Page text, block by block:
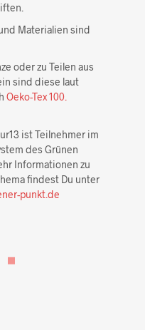
Materialien sind
oder zu Teilen aus
sind diese laut
Oeko-Tex 100.
ist Teilnehmer im
des Grünen
Informationen zu
findest Du unter
punkt.de